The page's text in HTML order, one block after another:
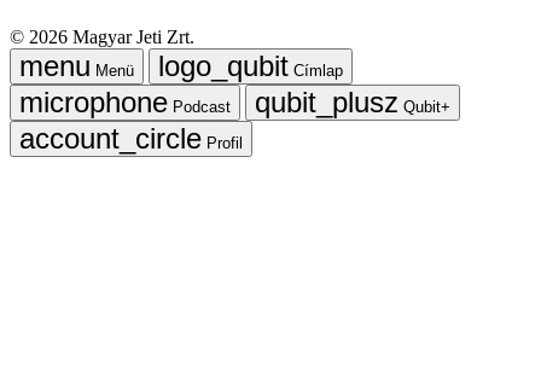
© 2026 Magyar Jeti Zrt.
Menü
Címlap
Podcast
Qubit+
Profil